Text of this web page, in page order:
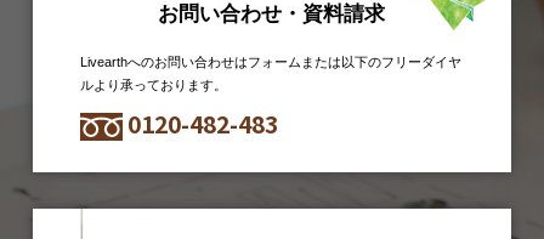
お問い合わせ・資料請求
Livearthへのお問い合わせはフォームまたは以下のフリーダイヤ
ルより承っております。
0120-482-483